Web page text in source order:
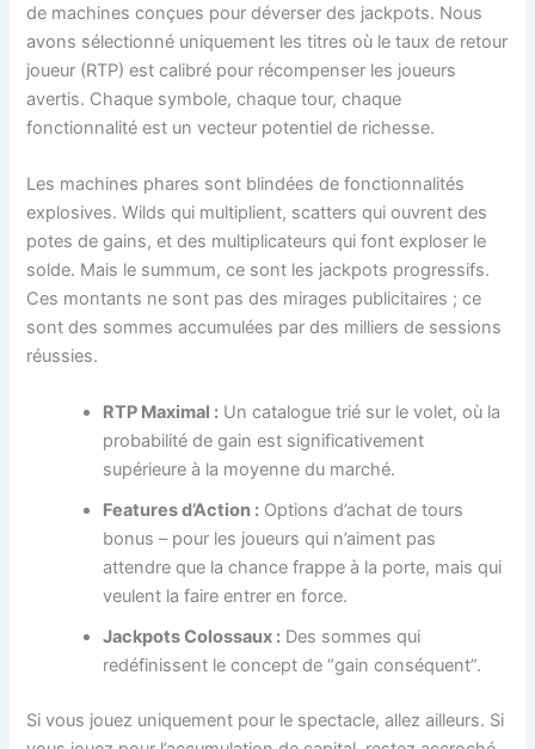
de machines conçues pour déverser des jackpots. Nous
avons sélectionné uniquement les titres où le taux de retour
joueur (RTP) est calibré pour récompenser les joueurs
avertis. Chaque symbole, chaque tour, chaque
fonctionnalité est un vecteur potentiel de richesse.
Les machines phares sont blindées de fonctionnalités
explosives. Wilds qui multiplient, scatters qui ouvrent des
potes de gains, et des multiplicateurs qui font exploser le
solde. Mais le summum, ce sont les jackpots progressifs.
Ces montants ne sont pas des mirages publicitaires ; ce
sont des sommes accumulées par des milliers de sessions
réussies.
RTP Maximal : Un catalogue trié sur le volet, où la
probabilité de gain est significativement
supérieure à la moyenne du marché.
Features d’Action : Options d’achat de tours
bonus – pour les joueurs qui n’aiment pas
attendre que la chance frappe à la porte, mais qui
veulent la faire entrer en force.
Jackpots Colossaux : Des sommes qui
redéfinissent le concept de “gain conséquent”.
Si vous jouez uniquement pour le spectacle, allez ailleurs. Si